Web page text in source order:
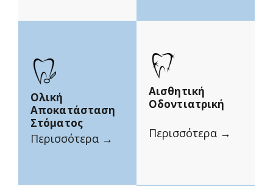
Ολική
Αποκατάσταση
Στόματος
Περισσότερα →
Αισθητική
Οδοντιατρική
Περισσότερα →